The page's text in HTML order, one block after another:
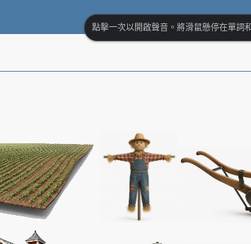
點擊一次以開啟聲音。將滑鼠懸停在單詞